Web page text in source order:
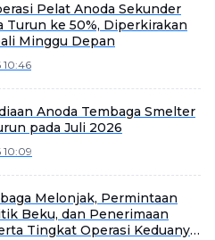
Pelat Anoda Sekunder
Turun ke 50%, Diperkirakan
Minggu Depan
Anoda Tembaga Smelter
pada Juli 2026
Melonjak, Permintaan
Beku, dan Penerimaan
Tingkat Operasi Keduanya